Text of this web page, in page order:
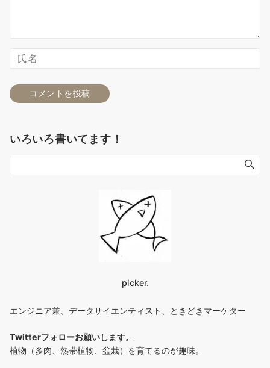
いろいろ書いてます！
picker.
エンジニア兼、データサイエンティスト、ときどきマーケター
Twitterフォローお願いします。
植物（多肉、熱帯植物、盆栽）を育てるのが趣味。